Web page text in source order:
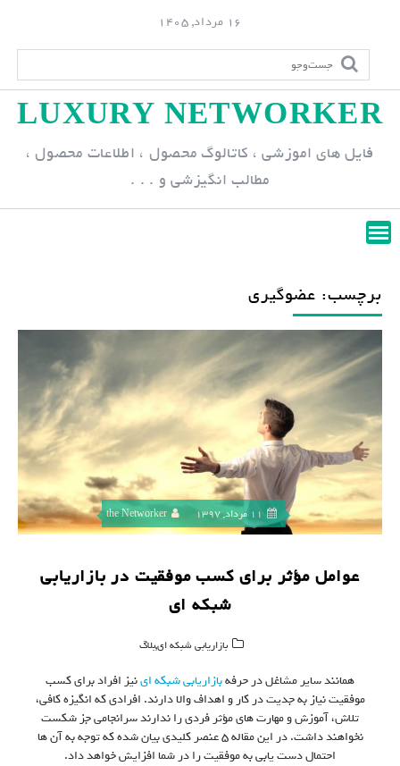
p
n
16 مرداد, 1405
LUXURY NETWORKER
فایل های اموزشی ، کاتالوگ محصول ، اطلاعات محصول ،
مطالب انگیزشی و . . .
برچسب: عضوگیری
11 مرداد, 1397 the Networker
عوامل مؤثر برای کسب موفقیت در بازاریابی
شبکه ای
بازاریابی شبکه ای,بلاگ
همانند سایر مشاغل در حرفهبازاریابی شبکه اینیز افراد برای کسب
موفقیت نیاز به جدیت در کار و اهداف والا دارند. افرادی که انگیزه کافی،
تلاش، آموزش و مهارت های مؤثر فردی را ندارند سرانجامی جز شکست
نخواهند داشت. در این مقاله ۵ عنصر کلیدی بیان شده که توجه به آن ها
احتمال دست یابی به موفقیت را در شما افزایش خواهد داد.